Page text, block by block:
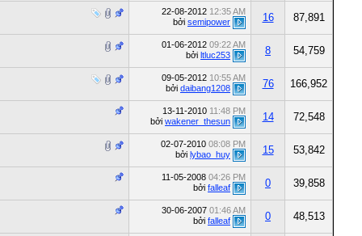
22-08-2012 12:35 AM
bởi semipower 16 87,891
01-06-2012 09:22 AM
bởi ltluc253 8 54,759
09-05-2012 10:55 AM
bởi daibang1208 76 166,952
13-11-2010 11:48 PM
bởi wakener_thesun 14 72,548
02-07-2010 08:08 PM
bởi lybao_huy 15 53,842
11-05-2008 04:26 PM
bởi falleaf 0 39,858
30-06-2007 01:46 AM
bởi falleaf 0 48,513